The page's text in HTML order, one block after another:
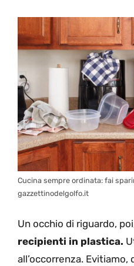
Cucina sempre ordinata: fai
gazzettinodelgolfo.it
Un occhio di riguardo,
recipienti in plastica.
all’occorrenza.